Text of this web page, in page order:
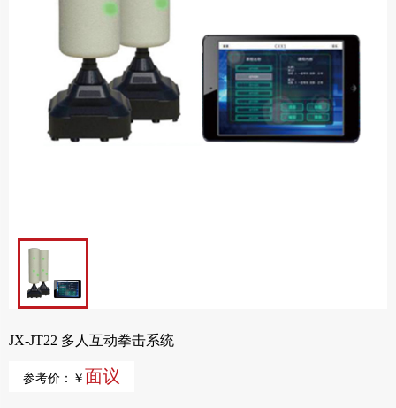
JX-JT22 多人互动拳击系统
参考价：￥ 面议